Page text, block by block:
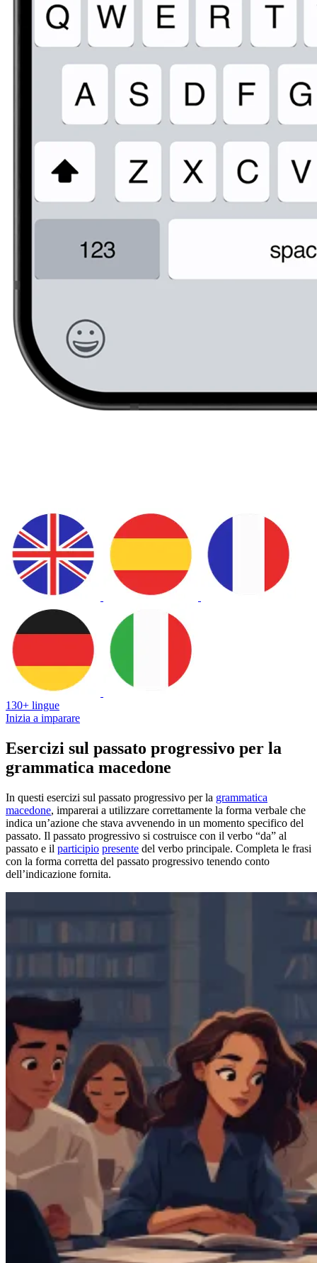
130+ lingue
Inizia a imparare
Esercizi sul passato progressivo per la
grammatica macedone
In questi esercizi sul passato progressivo per la grammatica
macedone, imparerai a utilizzare correttamente la forma verbale che
indica un’azione che stava avvenendo in un momento specifico del
passato. Il passato progressivo si costruisce con il verbo “da” al
passato e il participio presente del verbo principale. Completa le frasi
con la forma corretta del passato progressivo tenendo conto
dell’indicazione fornita.